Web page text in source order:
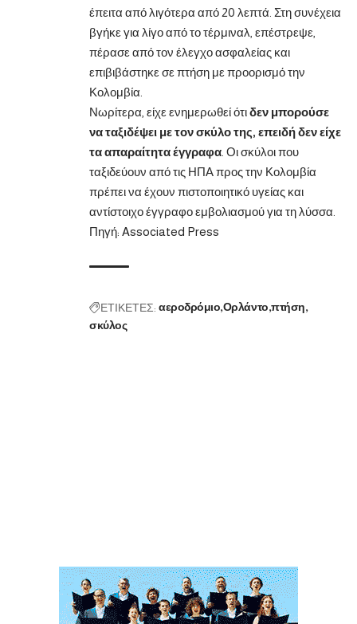
έπειτα από λιγότερα από 20 λεπτά. Στη συνέχεια
βγήκε για λίγο από το τέρμιναλ, επέστρεψε,
πέρασε από τον έλεγχο ασφαλείας και
επιβιβάστηκε σε πτήση με προορισμό την
Κολομβία.
Νωρίτερα, είχε ενημερωθεί ότιδεν μπορούσε
να ταξιδέψει με τον σκύλο της, επειδή δεν είχε
τα απαραίτητα έγγραφα . Οι σκύλοι που
ταξιδεύουν από τις ΗΠΑ προς την Κολομβία
πρέπει να έχουν πιστοποιητικό υγείας και
αντίστοιχο έγγραφο εμβολιασμού για τη λύσσα.
Πηγή: Associated Press
ΕΤΙΚΕΤΕΣ: αεροδρόμιο Ορλάντο πτήση
σκύλος